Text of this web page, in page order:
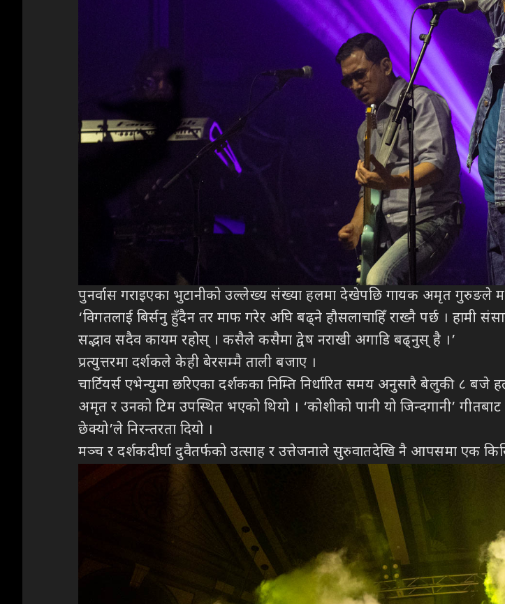
पुनर्वास गराइएका भुटानीको उल्लेख्य संख्या हलमा देखेपछि गायक अमृत गुरुङले
‘विगतलाई बिर्सनु हुँदैन तर माफ गरेर अघि बढ्ने हौसलाचाहिँ राख्नै पर्छ । हामी
सद्भाव सदैव कायम रहोस् । कसैले कसैमा द्वेष नराखी अगाडि बढ्नुस् है ।’
प्रत्युत्तरमा दर्शकले केही बेरसम्मै ताली बजाए ।
चार्टियर्स एभेन्युमा छरिएका दर्शकका निम्ति निर्धारित समय अनुसारै बेलुकी ८
अमृत र उनको टिम उपस्थित भएको थियो । ‘कोशीको पानी यो जिन्दगानी’
छेक्यो’ले निरन्तरता दियो ।
मञ्च र दर्शकदीर्घा दुवैतर्फको उत्साह र उत्तेजनाले सुरुवातदेखि नै आपसमा एक